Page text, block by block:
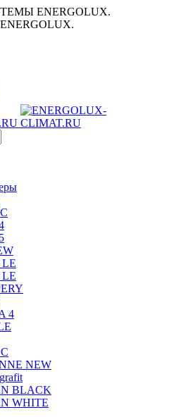
ENERGOLUX.
LE
LE
4
NEW
BLACK
WHITE